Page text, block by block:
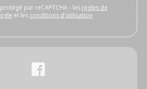
par reCAPTCHA - les règles de
et les conditions d'utilisation